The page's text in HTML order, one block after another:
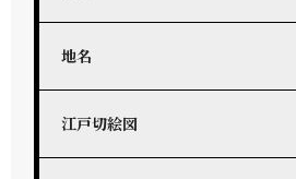
地名
江戸切絵図